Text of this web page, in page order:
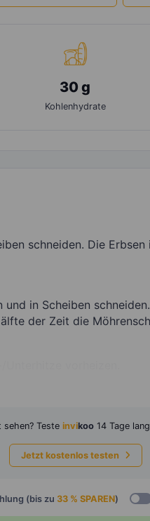
30 g
Kohlenhydrate
schneiden. Die
in Scheiben
der Zeit die
Teste invikoo 14 Tage
Jetzt kostenlos testen
(bis zu 33 % SPAREN)